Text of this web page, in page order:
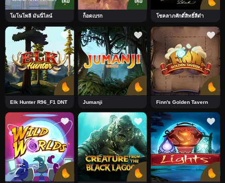
โมโนโพลี มันนี่ไลน์ ก็อดเบรก โชคลาภศักดิ์สิทธิ์สีดำ
Elk Hunter R96_F1 DNT Jumanji Finn's Golden Tavern